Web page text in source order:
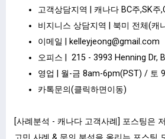
고객상담지역 | 캐나다 BC주,SK주
비지니스 상담지역 | 북미 전체(캐
이메일 | kelleyjeong@gmail.com
오피스 | 215 - 3993 Henning Dr,
영업 | 월-금 8am-6pm(PST) / 토
카톡문의(클릭하면이동)
[사례분석 - 캐나다 고객사례] 포스팅은